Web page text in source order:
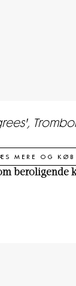
MERE OG KØB
beroligende